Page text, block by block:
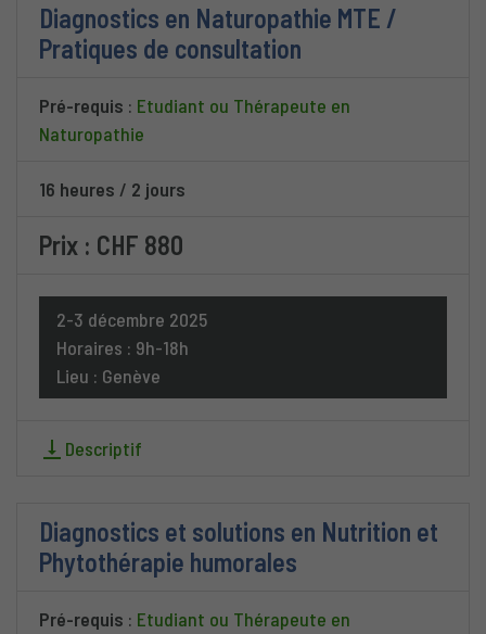
Diagnostics en Naturopathie MTE /
Pratiques de consultation
Pré-requis : Etudiant ou Thérapeute en
Naturopathie
16 heures / 2 jours
Prix : CHF 880
2-3 décembre 2025
Horaires : 9h-18h
Lieu : Genève
Descriptif
Diagnostics et solutions en Nutrition et
Phytothérapie humorales
Pré-requis : Etudiant ou Thérapeute en